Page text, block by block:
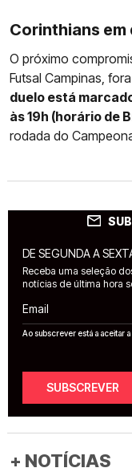
Corinthians em
O próximo
Futsal Campinas,
duelo está
às 19h (horário de
rodada do
DE SEGUNDA A
Receba uma seleção
notícias de última hora
Email
Ao subscrever está a aceitar a
SUBSCREVER
+ NOTÍCIAS